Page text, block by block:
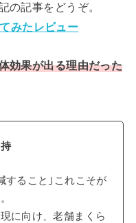
の記事をどうぞ。
みたレビュー
効果が出る理由だった
すること｣これこそが
に向け、老舗まくら